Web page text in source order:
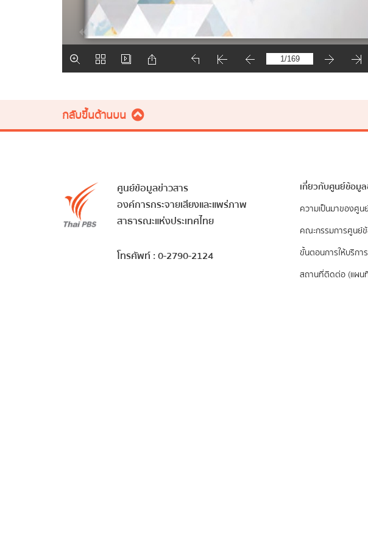
กลับขึ้นด้านบน
ศูนย์ข้อมูลข่าวสาร
องค์การกระจายเสียงและแพร่ภาพ
สาธารณะแห่งประเทศไทย
โทรศัพท์ : 0-2790-2124
เกี่ยวกับศูนย์ข้อมู
ความเป็นมาของศูน
คณะกรรมการศูนย์
ขั้นตอนการให้บริกา
สถานที่ติดต่อ (แผน